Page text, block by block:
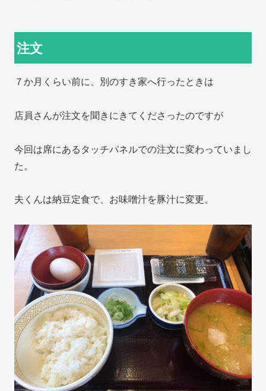
注文
７か月くらい前に、別のすき家へ行ったときは
店員さんが注文を聞きにきてくださったのですが
今回は席にあるタッチパネルでの注文に変わっていまし
た。
夫くんは納豆定食で、お味噌汁を豚汁に変更。